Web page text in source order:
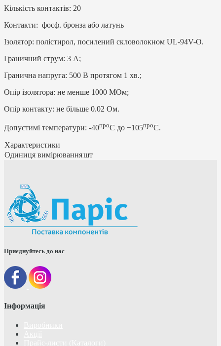
Кількість контактів: 20
Контакти: фосф. бронза або латунь
Ізолятор: полістирол, посилений скловолокном UL-94V-O.
Граничний струм: 3 А;
Гранична напруга: 500 В протягом 1 хв.;
Опір ізолятора: не менше 1000 МОм;
Опір контакту: не більше 0.02 Ом.
Допустимі температури: -40проC до +105проC.
Характеристики
Одиниця вимірюванняшт
Приєднуйтесь до нас
Інформація